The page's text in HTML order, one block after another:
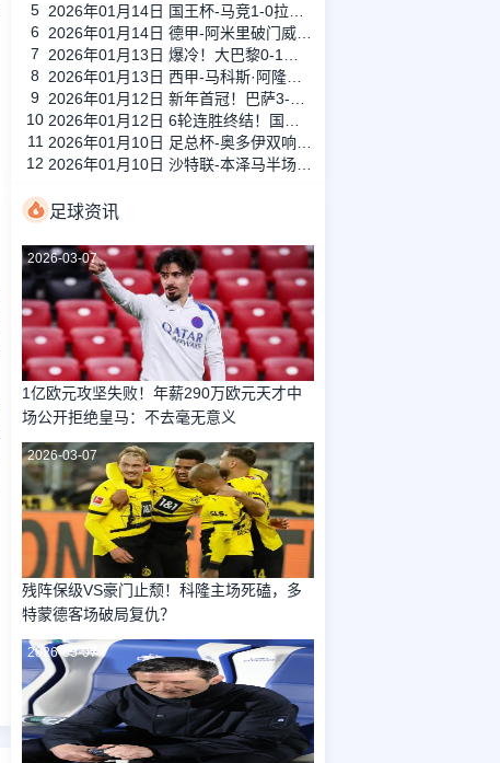
5
6
7
8
9
10
11
12
足球资讯
2026-03-07
1亿欧元攻坚失败！年薪290万欧元天才中
场公开拒绝皇马：不去毫无意义
2026-03-07
残阵保级VS豪门止颓！科隆主场死磕，多
特蒙德客场破局复仇？
2026-03-07